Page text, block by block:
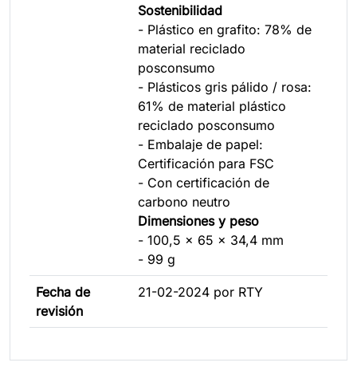
Sostenibilidad
- Plástico en grafito: 78% de
material reciclado
posconsumo
- Plásticos gris pálido / rosa:
61% de material plástico
reciclado posconsumo
- Embalaje de papel:
Certificación para FSC
- Con certificación de
carbono neutro
Dimensiones y peso
- 100,5 x 65 x 34,4 mm
- 99 g
Fecha de
revisión
21-02-2024 por RTY